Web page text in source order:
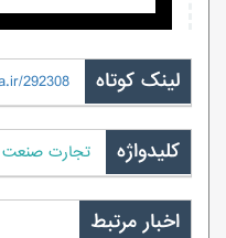
لینک کوتاه 292308
کلیدواژه تجارت صنعت
اخبار مرتبط